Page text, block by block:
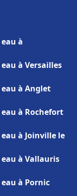
à
à Versailles
à Anglet
à Rochefort
à Joinville le
à Vallauris
à Pornic